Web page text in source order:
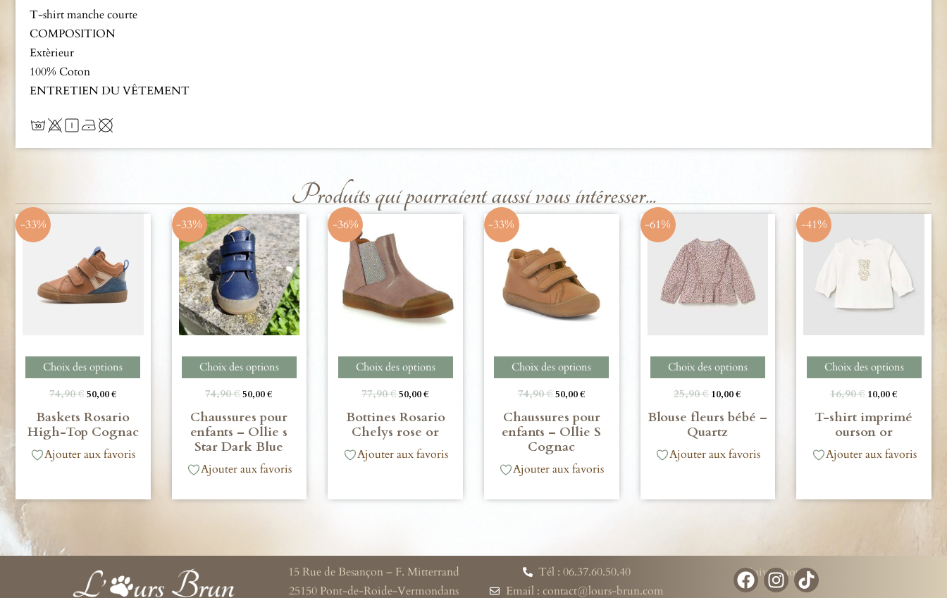
T-shirt manche courte
COMPOSITION
Extèrieur
100% Coton
ENTRETIEN DU VÊTEMENT
Produits qui pourraient aussi vous intéresser...
-33%
Choix des options
74,90€50,00€
Baskets Rosario
High-Top Cognac
Ajouter aux favoris
-33%
Choix des options
74,90€50,00€
Chaussures pour
enfants – Ollie s
Star Dark Blue
Ajouter aux favoris
-36%
Choix des options
77,90€50,00€
Bottines Rosario
Chelys rose or
Ajouter aux favoris
-33%
Choix des options
74,90€50,00€
Chaussures pour
enfants – Ollie S
Cognac
Ajouter aux favoris
-61%
Choix des options
25,90€10,00€
Blouse fleurs bébé –
Quartz
Ajouter aux favoris
-41%
Choix des options
16,90€ 10,00€
T-shirt imprimé
ourson or
Ajouter aux favoris
15 Rue de Besançon – F. Mitterrand
25150 Pont-de-Roide-Vermondans
Tél : 06.37.60.50.40
Email : contact@lours-brun.com
Suivez-nous